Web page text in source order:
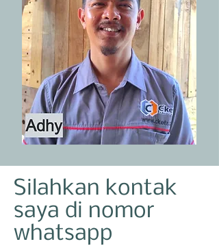
Silahkan kontak
saya di nomor
whatsapp